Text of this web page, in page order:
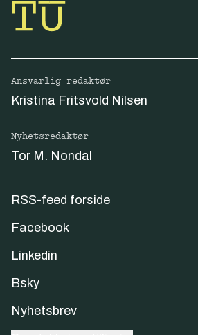
Ansvarlig redaktør
Kristina Fritsvold Nilsen
Nyhetsredaktør
Tor M. Nondal
RSS-feed forside
Facebook
Linkedin
Bsky
Nyhetsbrev